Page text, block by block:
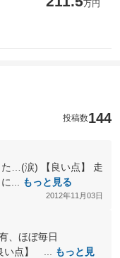
万円
投稿数144
た…(涙) 【良い点】 走
...
もっと見る
2012年11月03日
、ほぼ毎日
】 ...
もっと見